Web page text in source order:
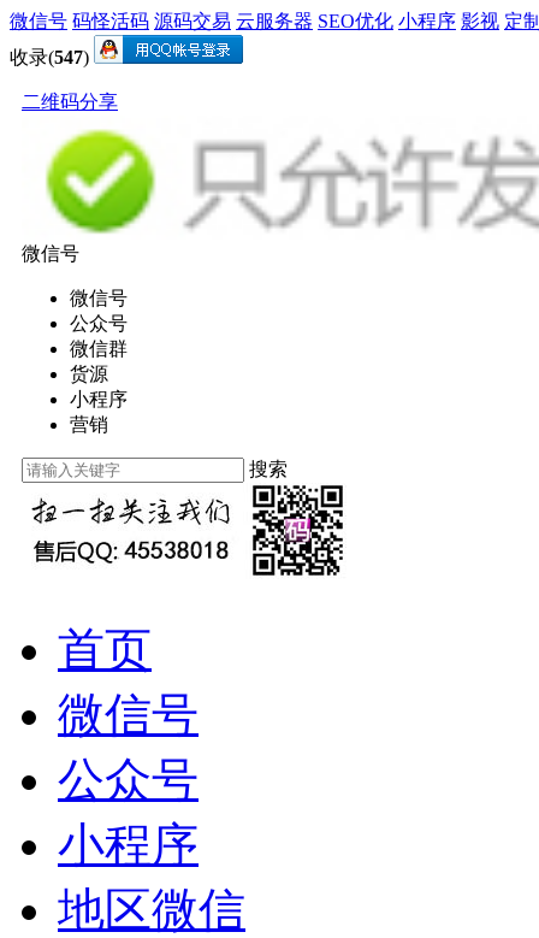
微信号 码怪活码 源码交易 云服务器 SEO优化 小程序 影视 定
收录(547)
二维码分享
微信号
微信号
公众号
微信群
货源
小程序
营销
搜索
首页
微信号
公众号
小程序
地区微信